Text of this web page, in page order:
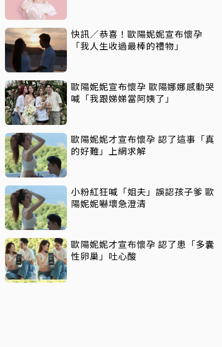
快訊／恭喜！歐陽妮妮宣布懷孕
「我人生收過最棒的禮物」
歐陽妮妮宣布懷孕 歐陽娜娜感動哭
喊「我跟娣娣當阿姨了」
歐陽妮妮才宣布懷孕 認了這事「真
的好難」上網求解
小粉紅狂喊「姐夫」誤認孩子爹 歐
陽妮妮嚇壞急澄清
歐陽妮妮才宣布懷孕 認了患「多囊
性卵巢」吐心酸